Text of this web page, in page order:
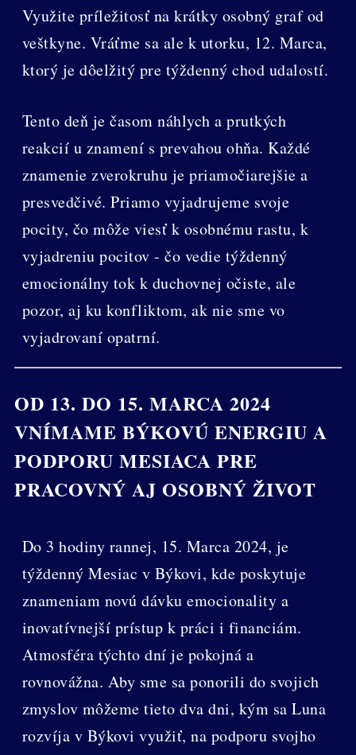
Využite príležitosť na krátky osobný graf od
veštkyne. Vráťme sa ale k utorku, 12. Marca,
ktorý je dôelžitý pre týždenný chod udalostí.
Tento deň je časom náhlych a prutkých
reakcií u znamení s prevahou ohňa. Každé
znamenie zverokruhu je priamočiarejšie a
presvedčivé. Priamo vyjadrujeme svoje
pocity, čo môže viesť k osobnému rastu, k
vyjadreniu pocitov - čo vedie týždenný
emocionálny tok k duchovnej očiste, ale
pozor, aj ku konfliktom, ak nie sme vo
vyjadrovaní opatrní.
OD 13. DO 15. MARCA 2024
VNÍMAME BÝKOVÚ ENERGIU A
PODPORU MESIACA PRE
PRACOVNÝ AJ OSOBNÝ ŽIVOT
Do 3 hodiny rannej, 15. Marca 2024, je
týždenný Mesiac v Býkovi, kde poskytuje
znameniam novú dávku emocionality a
inovatívnejší prístup k práci i financiám.
Atmosféra týchto dní je pokojná a
rovnovážna. Aby sme sa ponorili do svojich
zmyslov môžeme tieto dva dni, kým sa Luna
rozvíja v Býkovi využiť, na podporu svojho